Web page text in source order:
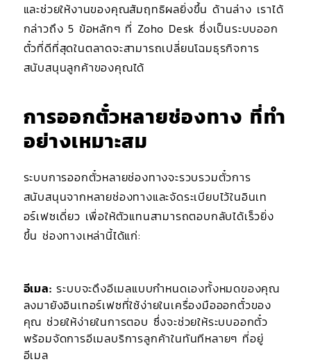
และช่วยให้งานของคุณสัมฤทธิผลยิ่งขึ้น ด้านล่าง เราได้
กล่าวถึง 5 ข้อหลักๆ ที่ Zoho Desk ซึ่งเป็นระบบออก
ตั๋วที่ดีที่สุดในตลาดจะสามารถเปลี่ยนโฉมธุรกิจการ
สนับสนุนลูกค้าของคุณได้
การออกตั๋วหลายช่องทาง ที่ทำ
อย่างเหมาะสม
ระบบการออกตั๋วหลายช่องทางจะรวบรวมตั๋วการ
สนับสนุนจากหลายช่องทางและจัดระเบียบไว้ในอินเท
อร์เฟซเดี่ยว เพื่อให้ตัวแทนสามารถตอบกลับได้เร็วยิ่ง
ขึ้น ช่องทางเหล่านี้ได้แก่:
อีเมล: ระบบจะดึงอีเมลแบบกำหนดเองทั้งหมดของคุณ
ลงมายังอินเทอร์เฟซที่ใช้ง่ายในเครื่องมือออกตั๋วของ
คุณ ช่วยให้ง่ายในการตอบ ซึ่งจะช่วยให้ระบบออกตั๋ว
พร้อมจัดการอีเมลบริการลูกค้าในทันทีหลายๆ ที่อยู่
อีเมล